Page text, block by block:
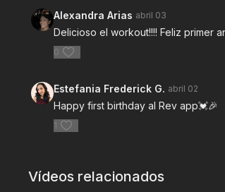
Alexandra Arias abril 03
Delicioso el workout!!!! Feliz primer
0
Estefania Frederick G. abril 02
Happy first birthday al Rev app💓🎉
1
Vídeos relacionados